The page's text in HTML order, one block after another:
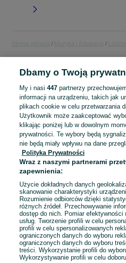
MUZYKA I EDUKACJA
KATEGORIA
Mapa kategorii
Mapa miejscowości
Mapa ministron
Popularne wyszukiwania
Dbamy o Twoją
My i nasi 447partnerzy
informacji na urządzeniu, takich jak
plikach cookie w celu przetwarzania
Użytkownik może zaakceptować
klikając poniżej lub w dowolnym
prywatności. Te wybory będą
nie będą miały wpływu na dane
Polityka Prywatności
Wraz z naszymi partnerami
zapewnienia:
Użycie dokładnych danych
skanowanie charakterystyki
Rozumienie odbiorców dzięki
różnych źródeł. Przechowywanie
dostęp do nich. Pomiar efektywności
usług. Tworzenie profili w celu
profili w celu spersonalizowanych
ograniczonych danych do wyboru
ograniczonych danych do wyboru
treści. Wykorzystanie profili do
Wykorzystywanie profili w celu